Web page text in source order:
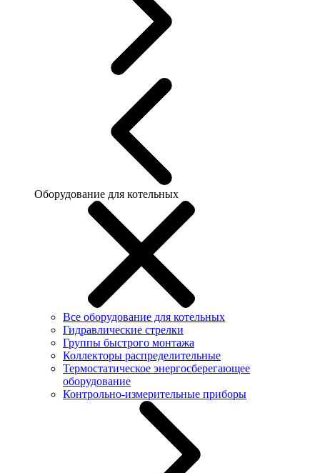
Оборудование для котельных
Все оборудование для котельных
Гидравлические стрелки
Группы быстрого монтажа
Коллекторы распределительные
Термостатическое энергосберегающее
оборудование
Контрольно-измерительные приборы